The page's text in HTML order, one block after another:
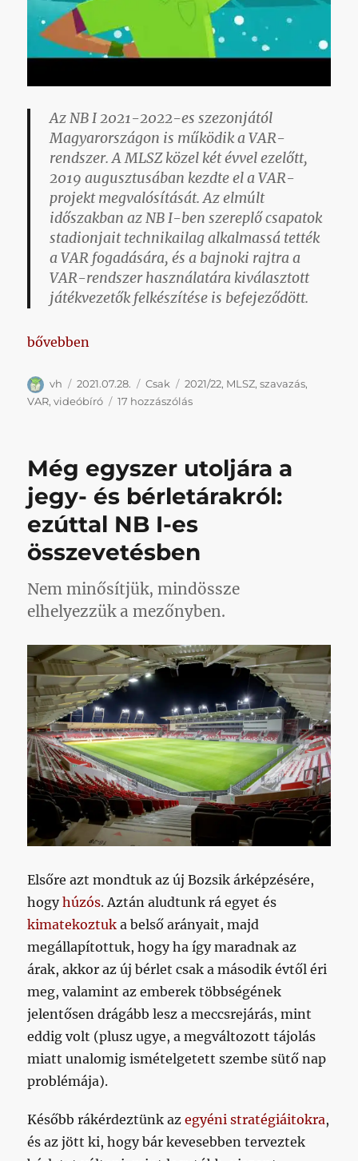
Az NB I 2021-2022-es szezonjától
Magyarországon is működik a VAR-
rendszer. A MLSZ közel két évvel ezelőtt,
2019 augusztusában kezdte el a VAR-
projekt megvalósítását. Az elmúlt
időszakban az NB I-ben szereplő csapatok
stadionjait technikailag alkalmassá tették
a VAR fogadására, és a bajnoki rajtra a
VAR-rendszer használatára kiválasztott
játékvezetők felkészítése is befejeződött.
„Megjött a VAR!”
bővebben
Szerző
vh Közzétéve
2021.07.28. Kategória
Csak Címke
2021/22, MLSZ,szavazás,
VAR,videóbíró 17 hozzászólásMegjött
bejegyzéshez
Még egyszer utoljára a
jegy- és bérletárakról:
ezúttal NB I-es
összevetésben
Nem minősítjük, mindössze
elhelyezzük a mezőnyben.
Elsőre azt mondtuk az új Bozsik árképzésére,
hogyhúzós. Aztán aludtunk rá egyet és
kimatekoztuk a belső arányait, majd
megállapítottuk, hogy ha így maradnak az
árak, akkor az új bérlet csak a második évtől éri
meg, valamint az emberek többségének
jelentősen drágább lesz a meccsrejárás, mint
eddig volt (plusz ugye, a megváltozott tájolás
miatt unalomig ismételgetett szembe sütő nap
problémája).
Később rákérdeztünk azegyéni stratégiáitokra,
és az jött ki, hogy bár kevesebben terveztek